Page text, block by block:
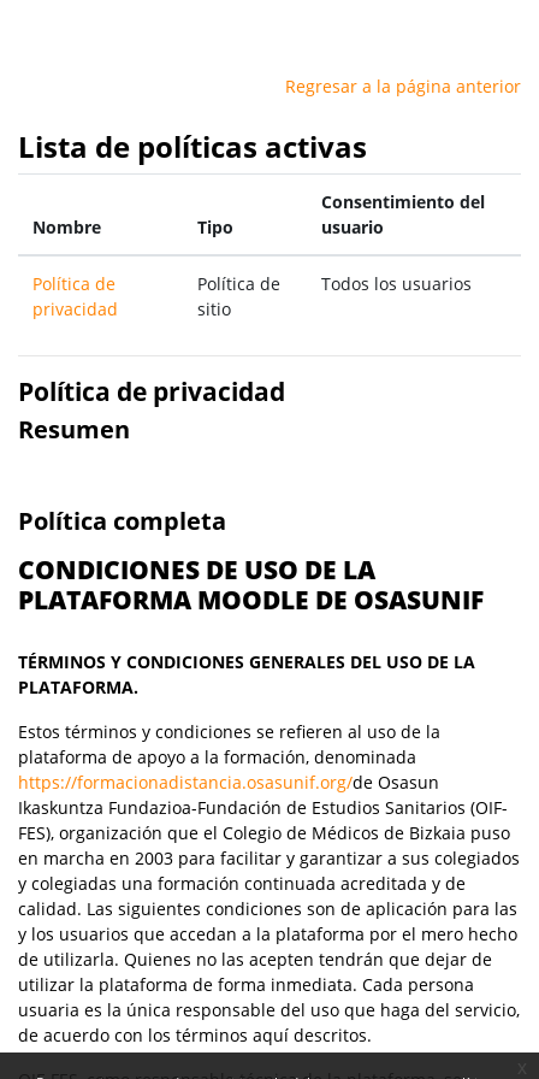
Regresar a la página anterior
Lista de políticas activas
Nombre Tipo
Consentimiento del
usuario
Política de
privacidad
Política de
sitio
Todos los usuarios
Política de privacidad
Resumen
Política completa
CONDICIONES DE USO DE LA
PLATAFORMA MOODLE DE OSASUNIF
TÉRMINOS Y CONDICIONES GENERALES DEL USO DE LA
PLATAFORMA.
Estos términos y condiciones se refieren al uso de la
plataforma de apoyo a la formación, denominada
https://formacionadistancia.osasunif.org/de Osasun
Ikaskuntza Fundazioa-Fundación de Estudios Sanitarios (OIF-
FES), organización que el Colegio de Médicos de Bizkaia puso
en marcha en 2003 para facilitar y garantizar a sus colegiados
y colegiadas una formación continuada acreditada y de
calidad. Las siguientes condiciones son de aplicación para las
y los usuarios que accedan a la plataforma por el mero hecho
de utilizarla. Quienes no las acepten tendrán que dejar de
utilizar la plataforma de forma inmediata. Cada persona
usuaria es la única responsable del uso que haga del servicio,
de acuerdo con los términos aquí descritos.